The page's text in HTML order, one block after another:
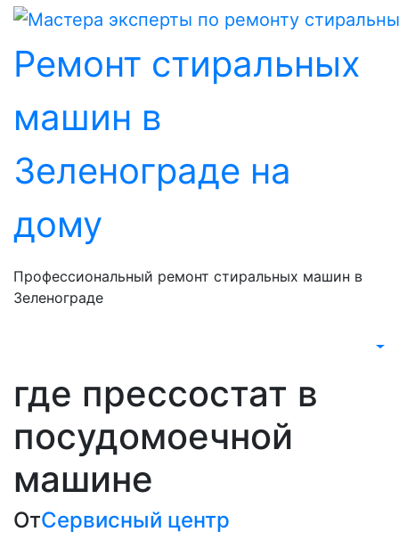
Перейти
содержанию
Ремонт стиральных
машин в
Зеленограде на
дому
Профессиональный ремонт стиральных машин в
Зеленограде
где прессостат в
посудомоечной
машине
ОтСервисный центр